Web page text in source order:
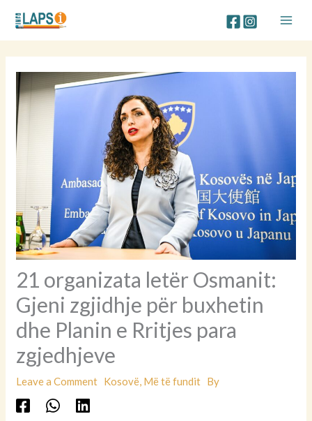
content
21 organizata letër Osmanit:
Gjeni zgjidhje për buxhetin
dhe Planin e Rritjes para
zgjedhjeve
Leave a Comment Kosovë, Më të fundit By